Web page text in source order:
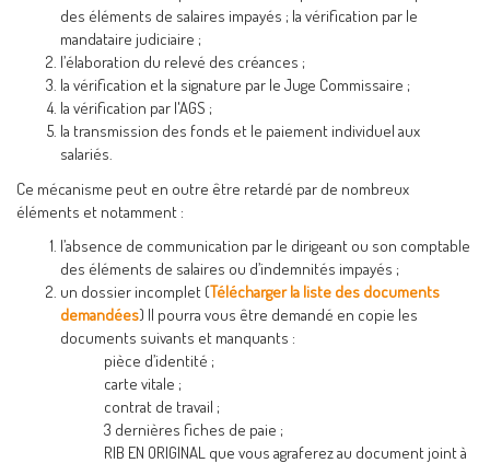
des éléments de salaires impayés ; la vérification par le
mandataire judiciaire ;
l’élaboration du relevé des créances ;
la vérification et la signature par le Juge Commissaire ;
la vérification par l'AGS ;
la transmission des fonds et le paiement individuel aux
salariés.
Ce mécanisme peut en outre être retardé par de nombreux
éléments et notamment :
l’absence de communication par le dirigeant ou son comptable
des éléments de salaires ou d’indemnités impayés ;
un dossier incomplet (Télécharger la liste des documents
demandées) Il pourra vous être demandé en copie les
documents suivants et manquants :
pièce d’identité ;
carte vitale ;
contrat de travail ;
3 dernières fiches de paie ;
RIB EN ORIGINAL que vous agraferez au document joint à